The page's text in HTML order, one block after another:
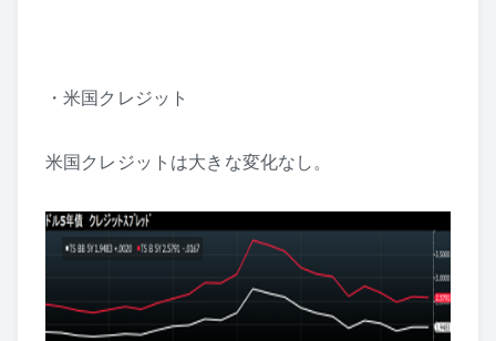
・米国クレジット
米国クレジットは大きな変化なし。